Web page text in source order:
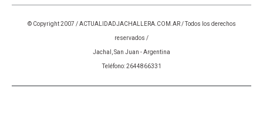
© Copyright 2007 /ACTUALIDADJACHALLERA.COM.AR/ Todos los derechos
reservados /
Jachal, San Juan - Argentina
Teléfono: 2644866331